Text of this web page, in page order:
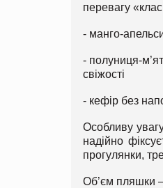
перевагу
- манго-
- полуниця-
свіжості
- кефір без
Особливу
надійно
прогулянки,
Об’єм пляшки –